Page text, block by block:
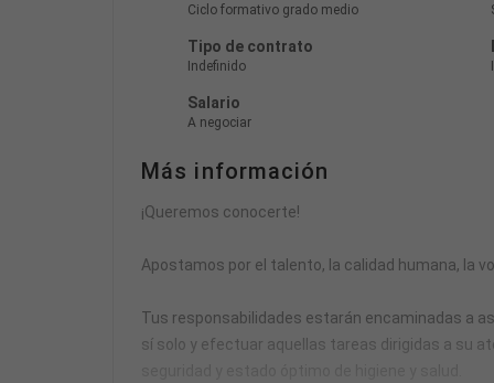
Ciclo formativo grado medio
Tipo de contrato
Indefinido
Salario
A negociar
Más información
¡Queremos conocerte!
Apostamos por el talento, la calidad humana, la
Tus responsabilidades estarán encaminadas a
sí solo y efectuar aquellas tareas dirigidas a su